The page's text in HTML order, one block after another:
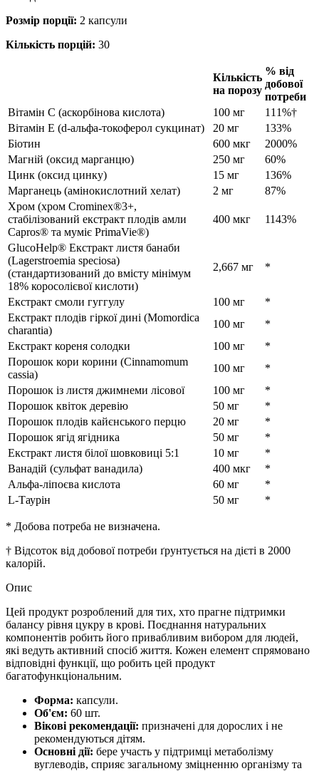
Розмір порції: 2 капсули
Кількість порцій: 30
Кількість
на порозу
% від
добової
потреби
Вітамін С (аскорбінова кислота)
100 мг
111%†
Вітамін Е (d-альфа-токоферол сукцинат)
20 мг
133%
Біотин
600 мкг
2000%
Магній (оксид марганцю)
250 мг
60%
Цинк (оксид цинку)
15 мг
136%
Марганець (амінокислотний хелат)
2 мг
87%
Хром (хром Crominex®3+,
стабілізований екстракт плодів амли
Capros® та муміє PrimaVie®)
400 мкг 1143%
GlucoHelp® Екстракт листя банаби
(Lagerstroemia speciosa)
(стандартизований до вмісту мінімум
18% коросолієвої кислоти)
2,667 мг *
Екстракт смоли гуггулу 100 мг
*
Екстракт плодів гіркої дині (Momordica
charantia)
100 мг
*
Екстракт кореня солодки
100 мг
*
Порошок кори корини (Cinnamomum
cassia)
100 мг
*
Порошок із листя джимнеми лісової
100 мг
*
Порошок квіток деревію
50 мг
*
Порошок плодів кайєнського перцю
20 мг
*
Порошок ягід ягідника
50 мг
*
Екстракт листя білої шовковиці 5:1
10 мг
*
Ванадій (сульфат ванадила)
400 мкг
*
Альфа-ліпоєва кислота
60 мг
*
L-Таурін
50 мг *
* Добова потреба не визначена.
† Відсоток від добової потреби ґрунтується на дієті в 2000
калорій.
Опис
Цей продукт розроблений для тих, хто прагне підтримки
балансу рівня цукру в крові. Поєднання натуральних
компонентів робить його привабливим вибором для людей,
які ведуть активний спосіб життя. Кожен елемент спрямовано
відповідні функції, що робить цей продукт
багатофункціональним.
Форма: капсули.
Об'єм: 60 шт.
Вікові рекомендації: призначені для дорослих і не
рекомендуються дітям.
Основні дії: бере участь у підтримці метаболізму
вуглеводів, сприяє загальному зміцненню організму та